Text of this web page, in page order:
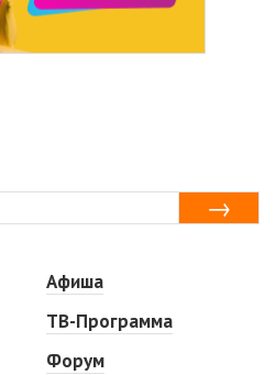
Афиша
ТВ-Программа
Форум